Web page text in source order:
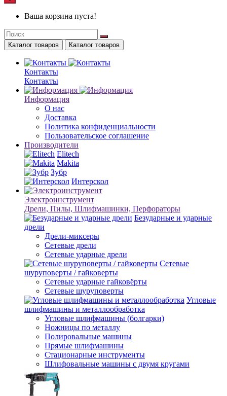
Ваша корзина пуста!
Каталог товаров Каталог товаров
Контакты
Контакты
Информация
О нас
Доставка
Политика конфиденциальности
Пользовательское соглашение
Производители
Elitech
Makita
Зубр
Интерскол
Электроинструмент
Дрели, Пилы, Шлифмашинки, Перфораторы
Безударные и ударные
дрели
Дрели-миксеры
Сетевые дрели
Сетевые ударные дрели
Сетевые
шуруповерты / гайковерты
Сетевые ударные гайковёрты
Сетевые шуруповерты
Угловые
шлифмашины и металлообработка
Угловые шлифмашины (болгарки)
Ножницы по металлу
Полировальные машины
Прямые шлифмашины
Стационарные инструменты
Шлифовальные машины с двумя кругами